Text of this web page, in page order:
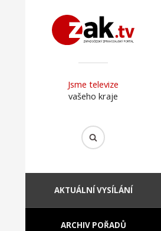
Jsme televize
vašeho kraje
AKTUÁLNÍ VYSÍLÁNÍ
ARCHIV POŘADŮ